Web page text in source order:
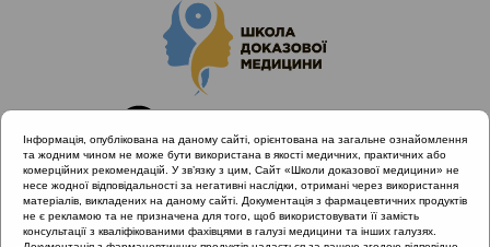
Головна Лектори Кошель Іванна Василівна
Інформація, опублікована на даному сайті, орієнтована на загальне ознайомлення
та жодним чином не може бути використана в якості медичних, практичних або
комерційних рекомендацій. У зв’язку з цим, Сайт «Школи доказової медицини» не
несе жодної відповідальності за негативні наслідки, отримані через використання
матеріалів, викладених на даному сайті. Документація з фармацевтичних продуктів
не є рекламою та не призначена для того, щоб використовувати її замість
консультації з кваліфікованими фахівцями в галузі медицини та інших галузях.